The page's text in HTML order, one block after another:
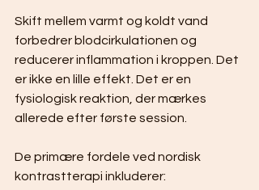
Skift mellem varmt og koldt vand
forbedrer blodcirkulationen og
reducerer inflammation i kroppen. Det
er ikke en lille effekt. Det er en
fysiologisk reaktion, der mærkes
allerede efter første session.
De primære fordele ved nordisk
kontrastterapi inkluderer: